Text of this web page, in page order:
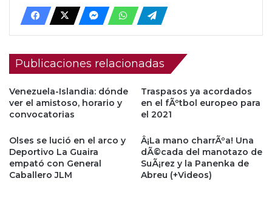
Publicaciones relacionadas
Venezuela-Islandia: dónde
ver el amistoso, horario y
convocatorias
Traspasos ya acordados
en el fÃºtbol europeo para
el 2021
Olses se lució en el arco y
Deportivo La Guaira
empató con General
Caballero JLM
Â¡La mano charrÃºa! Una
dÃ©cada del manotazo de
SuÃ¡rez y la Panenka de
Abreu (+Videos)